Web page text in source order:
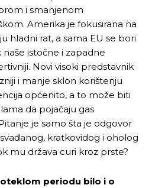
i smanjenom
Amerika je fokusirana na
hladni rat, a sama EU se bori
istočne i zapadne
Novi visoki predstavnik
i manje sklon korištenju
općenito, a to može biti
da pojačaju gas
je samo šta je odgovor
kratkovidog i oholog
mu država curi kroz prste?
periodu bilo i o